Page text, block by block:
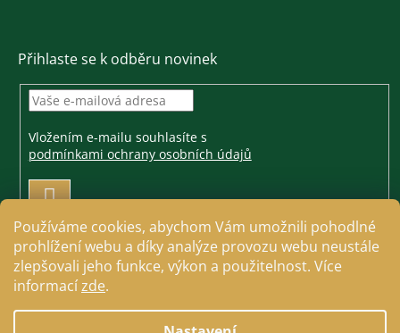
Používáme cookies, abychom Vám umožnili pohodlné
prohlížení webu a díky analýze provozu webu neustále
zlepšovali jeho funkce, výkon a použitelnost. Více
informacízde.
Přihlaste se k odběru novinek
Vložením e-mailu souhlasíte s
podmínkami ochrany osobních údajů
PŘIHLÁSIT